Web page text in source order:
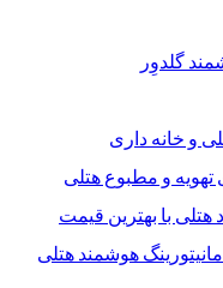
گلدوِر
و خانه داری
و مطبوع هتلی
با بهترین قیمت
هوشمند هتلی